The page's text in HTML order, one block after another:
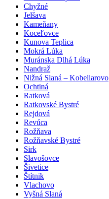
Chyžné
Jelšava
Kameňany
Koceľovce
Kunova Teplica
Mokrá Lúka
Muránska Dlhá Lúka
Nandraž
Nižná Slaná – Kobeliarovo
Ochtiná
Ratková
Ratkovské Bystré
Rejdová
Revúca
Rožňava
Rožňavské Bystré
Sirk
Slavošovce
Šivetice
Štítnik
Vlachovo
Vyšná Slaná